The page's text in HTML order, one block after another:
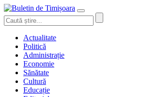
Actualitate
Politică
Administrație
Economie
Sănătate
Cultură
Educație